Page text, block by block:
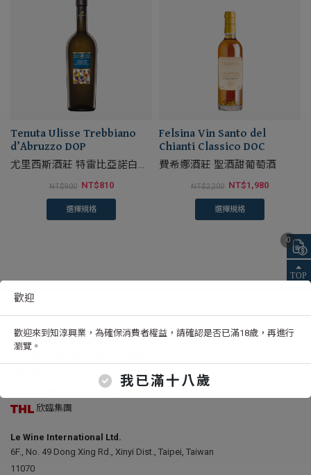
歡迎
歡迎來到知淳興業，為確保消費者權益，請確認是否已滿18歲，再進行
瀏覽。
我已滿十八歲
Tenuta Ulisse Trebbiano
d’Abruzzo DOP
尤里西斯酒莊 特雷比亞諾白葡
NT$900 NT$810
選擇規格
Felsina Vin Santo del
Chianti Classico DOC
費希娜酒莊 聖酒甜葡萄酒
NT$2,200 NT$1,980
選擇規格
知淳興業股份有限公司
02-8768-3003
欣臨集團
Le Wine International Ltd.
6F., No. 49 Dong Xing Rd., Xinyi Dist., Taipei, Taiwan
11070
0